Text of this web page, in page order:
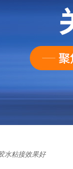
水粘接效果好